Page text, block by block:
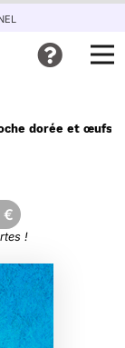
dorée et œufs
€
!